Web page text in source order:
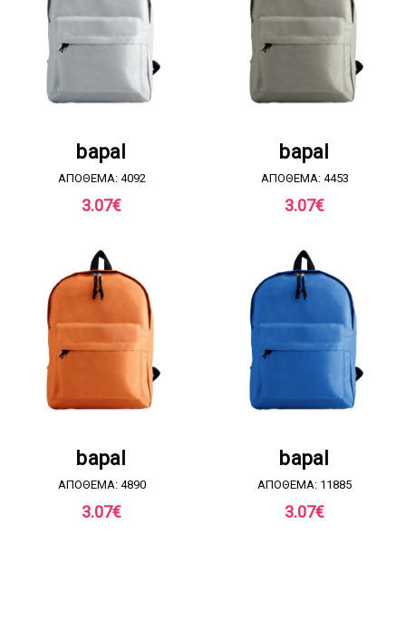
bapal
ΑΠΟΘΕΜΑ: 4092
3.07€
bapal
ΑΠΟΘΕΜΑ: 4453
3.07€
bapal
ΑΠΟΘΕΜΑ: 4890
3.07€
bapal
ΑΠΟΘΕΜΑ: 11885
3.07€